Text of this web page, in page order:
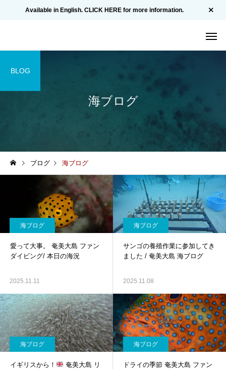
Available in English. CLICK HERE for more information.
海ブログ
BLOG
ブログ 海ブログ
海ブログ
愛って大事。 奄美大島 ファン
ダイビング/ 本日の海況
2025.11.11
海ブログ
サンゴの養殖作業に参加してき
ました / 奄美大島 海ブログ
2025.11.08
海ブログ
イギリスから！
奄美大島 リ
海ブログ
ドライの季節 奄美大島 ファン